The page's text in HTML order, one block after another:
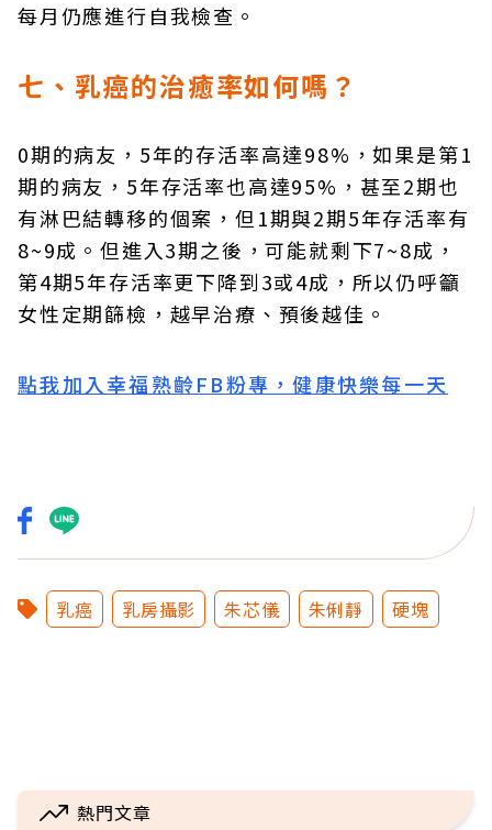
每月仍應進行自我檢查。
七、乳癌的治癒率如何嗎？
0期的病友，5年的存活率高達98%，如果是第1
期的病友，5年存活率也高達95%，甚至2期也
有淋巴結轉移的個案，但1期與2期5年存活率有
8~9成。但進入3期之後，可能就剩下7~8成，
第4期5年存活率更下降到3或4成，所以仍呼籲
女性定期篩檢，越早治療、預後越佳。
點我加入幸福熟齡FB粉專，健康快樂每一天
乳癌 乳房攝影 朱芯儀 朱俐靜 硬塊
熱門文章